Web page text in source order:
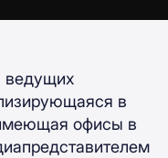
ведущих
в
офисы в